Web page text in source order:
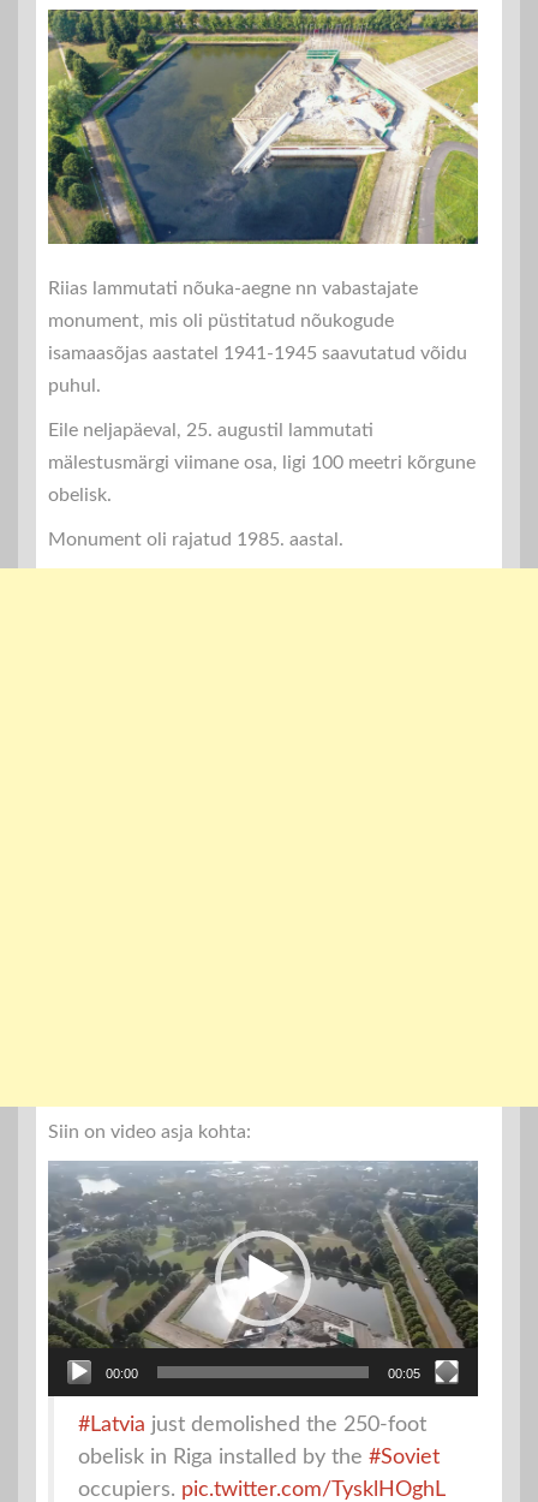
Riias lammutati nõuka-aegne nn vabastajate
monument, mis oli püstitatud nõukogude
isamaasõjas aastatel 1941-1945 saavutatud võidu
puhul.
Eile neljapäeval, 25. augustil lammutati
mälestusmärgi viimane osa, ligi 100 meetri kõrgune
obelisk.
Monument oli rajatud 1985. aastal.
Siin on video asja kohta:
Videoesitaja
00:00 00:05
#Latvia just demolished the 250-foot
obelisk in Riga installed by the #Soviet
occupiers. pic.twitter.com/TysklHOghL